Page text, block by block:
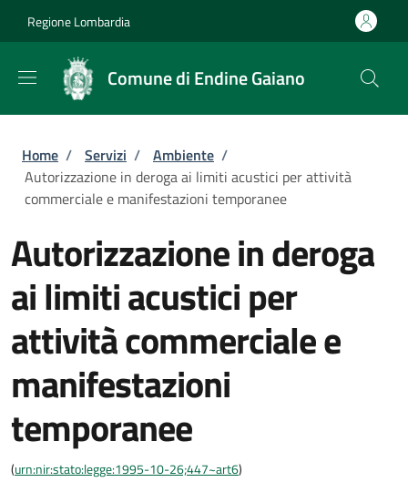
Regione Lombardia
Comune di Endine Gaiano
Briciole di pane
Home / Servizi / Ambiente /
Autorizzazione in deroga ai limiti acustici per attività
commerciale e manifestazioni temporanee
Autorizzazione in deroga
ai limiti acustici per
attività commerciale e
manifestazioni
temporanee
(urn:nir:stato:legge:1995-10-26;447~art6)